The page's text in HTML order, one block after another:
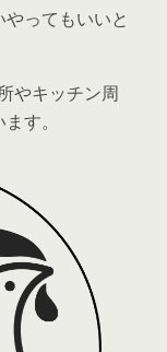
ってもいいと
やキッチン周
す。